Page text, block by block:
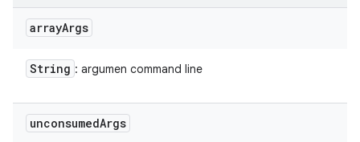
arrayArgs
String : argumen command line
unconsumedArgs